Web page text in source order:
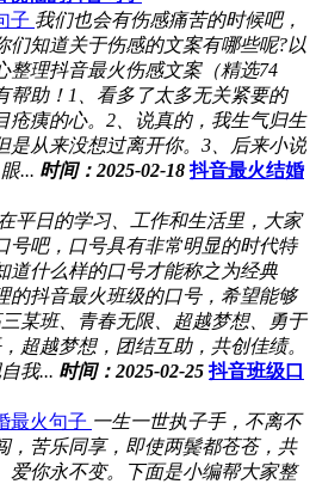
子 我们也会有伤感痛苦的时候吧，
们知道关于伤感的文案有哪些呢?以
整理抖音最火伤感文案（精选74
帮助！1、看多了太多无关紧要的
疮痍的心。2、说真的，我生气归生
是从来没想过离开你。3、后来小说
... 时间：2025-02-18 抖音最火结婚
平日的学习、工作和生活里，大家
号吧，口号具有非常明显的时代特
道什么样的口号才能称之为经典
的抖音最火班级的口号，希望能够
某班、青春无限、超越梦想、勇于
超越梦想，团结互助，共创佳绩。
我... 时间：2025-02-25 抖音班级口
最火句子 一生一世执子手，不离不
，苦乐同享，即使两鬓都苍苍，共
爱你永不变。下面是小编帮大家整